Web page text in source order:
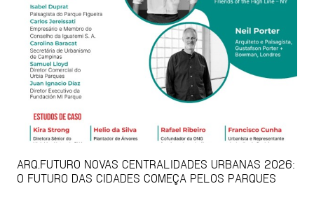
ARQ.FUTURO NOVAS CENTRALIDADES URBANAS 2026:
O FUTURO DAS CIDADES COMEÇA PELOS PARQUES